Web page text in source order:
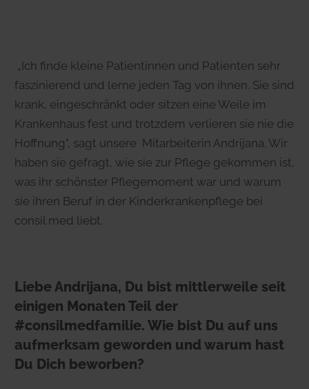
„Ich finde kleine Patientinnen und Patienten sehr
faszinierend und lerne jeden Tag von ihnen. Sie sind
krank, eingeschränkt oder sitzen eine Weile im
Krankenhaus fest und trotzdem verlieren sie nie die
Hoffnung", sagt unsere Mitarbeiterin Andrijana. Wir
haben sie gefragt, wie sie zur Pflege gekommen ist,
was ihr schönster Pflegemoment war und warum
sie ihren Beruf in der Kinderkrankenpflege bei
consil med liebt.
Liebe Andrijana, Du bist mittlerweile seit
einigen Monaten Teil der
#consilmedfamilie. Wie bist Du auf uns
aufmerksam geworden und warum hast
Du Dich beworben?